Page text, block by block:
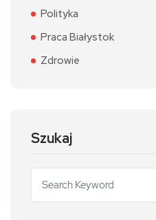
Polityka
Praca Białystok
Zdrowie
Szukaj